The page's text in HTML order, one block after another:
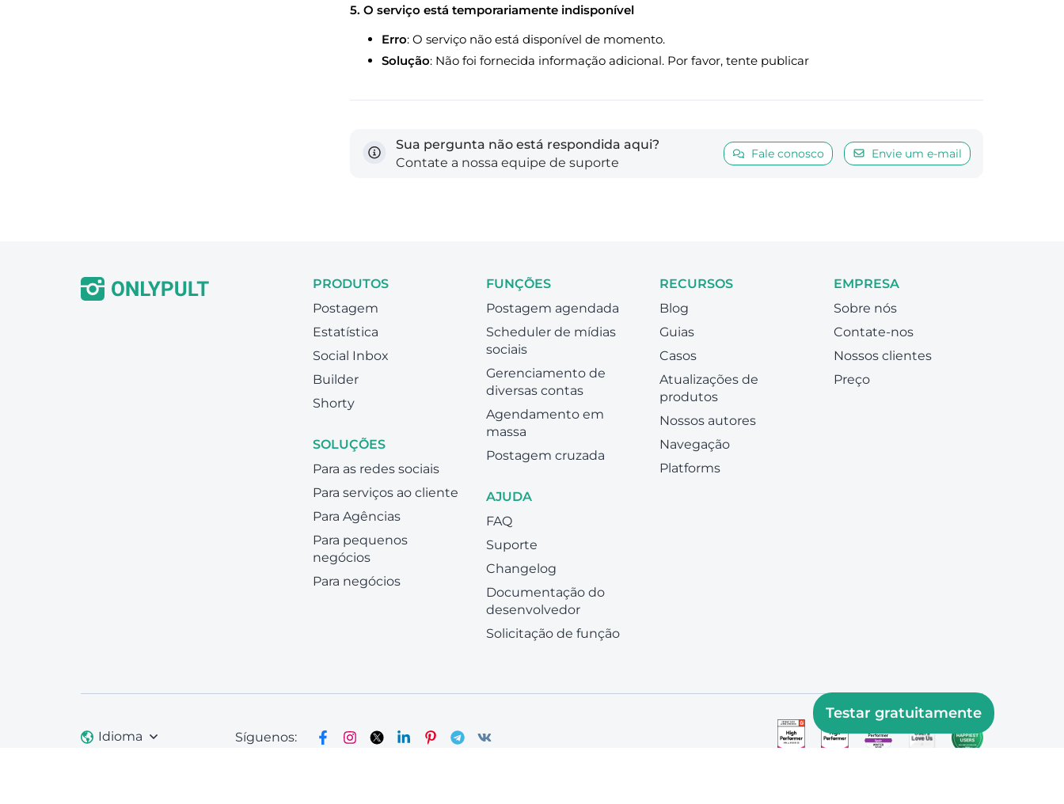
5. O serviço está temporariamente indisponível
Erro: O serviço não está disponível de momento.
Solução: Não foi fornecida informação adicional. Por favor, tente publicar
Sua pergunta não está respondida aqui?
Contate a nossa equipe de suporte
Fale conosco Envie um e-mail
PRODUTOS
Postagem
Estatística
Social Inbox
Builder
Shorty
SOLUÇÕES
Para as redes sociais
Para serviços ao cliente
Para Agências
Para pequenos
negócios
Para negócios
FUNÇÕES
Postagem agendada
Scheduler de mídias
sociais
Gerenciamento de
diversas contas
Agendamento em
massa
Postagem cruzada
AJUDA
FAQ
Suporte
Changelog
Documentação do
desenvolvedor
Solicitação de função
RECURSOS
Blog
Guias
Casos
Atualizações de
produtos
Nossos autores
Navegação
Platforms
EMPRESA
Sobre nós
Contate-nos
Nossos clientes
Preço
Idioma Síguenos:
Testar gratuitamente